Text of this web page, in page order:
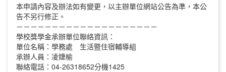
本申請內容及辦法如有變更，以主辦單位網站公告為準，本公
告不另行修正。
－－－－－－－－－－－－－－－－－－－－
學校獎學金承辦單位聯絡資訊：
單位名稱：學務處 生活暨住宿輔導組
承辦人員：凌婕榆
聯絡電話：04-26318652分機1425